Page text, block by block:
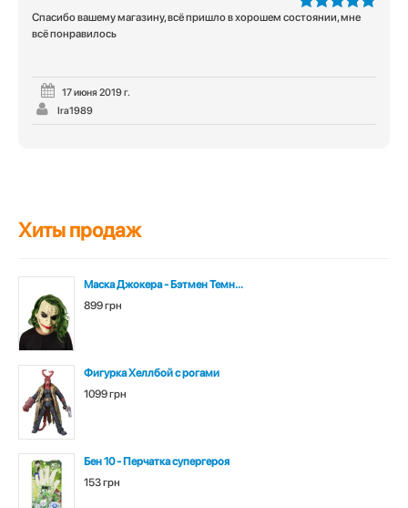
5из 5
Спасибо вашему магазину, всё пришло в хорошем состоянии, мне
всё понравилось
17 июня 2019 г.
Ira1989
Хиты продаж
Маска Джокера - Бэтмен Темн...
899 грн
Фигурка Хеллбой с рогами
1099 грн
Бен 10 - Перчатка супергероя
153 грн